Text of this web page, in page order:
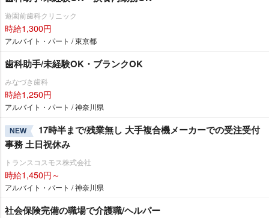
遊園前歯科クリニック
時給1,300円
アルバイト・パート / 東京都
歯科助手/未経験OK・ブランクOK
みなづき歯科
時給1,250円
アルバイト・パート / 神奈川県
NEW
17時半まで/残業無し 大手複合機メーカーでの受注受付
事務 土日祝休み
トランスコスモス株式会社
時給1,450円～
アルバイト・パート / 神奈川県
社会保険完備の職場で介護職/ヘルパー